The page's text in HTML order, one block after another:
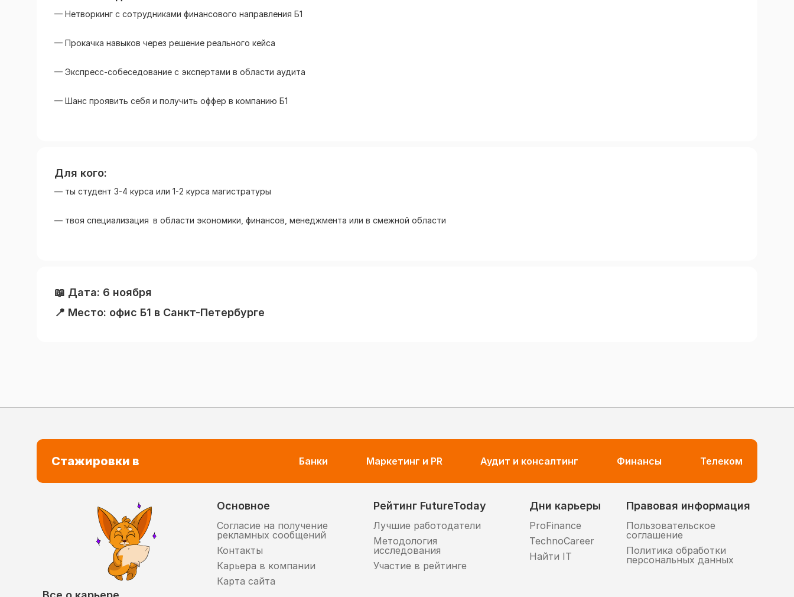
— Нетворкинг с сотрудниками финансового направления Б1
— Прокачка навыков через решение реального кейса
— Экспресс-собеседование с экспертами в области аудита
— Шанс проявить себя и получить оффер в компанию Б1
Для кого:
— ты студент 3-4 курса или 1-2 курса магистратуры
— твоя специализация в области экономики, финансов, менеджмента или в смежной области
📖 Дата: 6 ноября
📍 Место: офис Б1 в Санкт-Петербурге
Стажировки в Банки Маркетинг и PR Аудит и консалтинг Финансы Телеком
Основное
Согласие на получение
рекламных сообщений
Контакты
Карьера в компании
Карта сайта
Рейтинг FutureToday
Лучшие работодатели
Методология
исследования
Участие в рейтинге
Дни карьеры
ProFinance
TechnoCareer
Найти IT
Правовая информация
Пользовательское
соглашение
Политика обработки
персональных данных